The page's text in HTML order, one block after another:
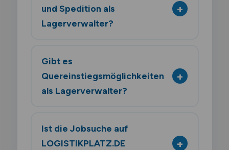
und Spedition als
Lagerverwalter?
Gibt es
Quereinstiegsmöglichkeiten
als Lagerverwalter?
Ist die Jobsuche auf
LOGISTIKPLATZ.DE